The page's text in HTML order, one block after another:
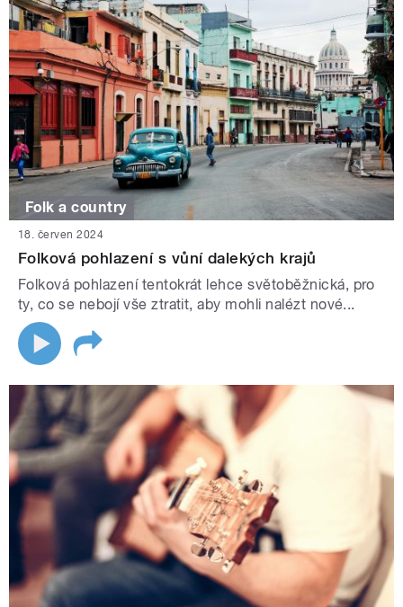
Folk a country
18. červen 2024
Folková pohlazení s vůní dalekých krajů
Folková pohlazení tentokrát lehce světoběžnická, pro
ty, co se nebojí vše ztratit, aby mohli nalézt nové...